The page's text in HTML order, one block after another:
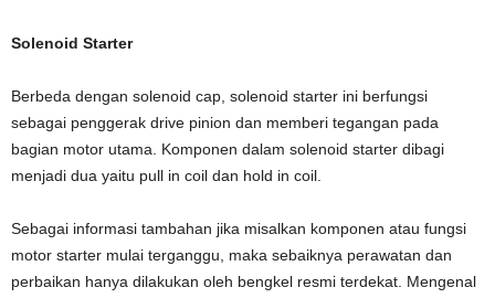
Solenoid Starter
Berbeda dengan solenoid cap, solenoid starter ini berfungsi
sebagai penggerak drive pinion dan memberi tegangan pada
bagian motor utama. Komponen dalam solenoid starter dibagi
menjadi dua yaitu pull in coil dan hold in coil.
Sebagai informasi tambahan jika misalkan komponen atau fungsi
motor starter mulai terganggu, maka sebaiknya perawatan dan
perbaikan hanya dilakukan oleh bengkel resmi terdekat. Mengenal